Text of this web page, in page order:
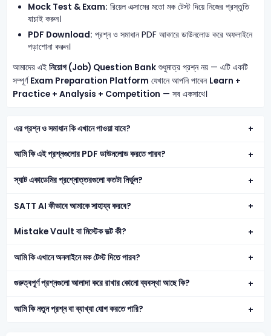
Mock Test & Exam: রিয়েল এক্সামের মতো মক টেস্ট দিয়ে নিজের প্রস্তুতি
যাচাই করুন।
PDF Download: প্রশ্ন ও সমাধান PDF আকারে ডাউনলোড করে অফলাইনে
পড়াশোনা করুন।
আমাদের এই নিয়োগ (Job) Question Bankশুধুমাত্র প্রশ্ন নয় — এটি একটি
সম্পূর্ণ Exam Preparation Platform যেখানে আপনি পাবেন Learn +
Practice + Analysis + Competition — সব একসাথে।
এর প্রশ্ন ও সমাধান কি এখানে পাওয়া যাবে?
আমি কি এই প্রশ্নগুলোর PDF ডাউনলোড করতে পারব?
স্যাট একাডেমির প্রশ্নোত্তরগুলো কতটা নির্ভুল?
SATT AI কীভাবে আমাকে সাহায্য করবে?
Mistake Vault বা মিস্টেক ভল্ট কী?
আমি কি এখানে অনলাইনে মক টেস্ট দিতে পারব?
গুরুত্বপূর্ণ প্রশ্নগুলো আলাদা করে রাখার কোনো ব্যবস্থা আছে কি?
আমি কি নতুন প্রশ্ন বা ব্যাখ্যা যোগ করতে পারি?